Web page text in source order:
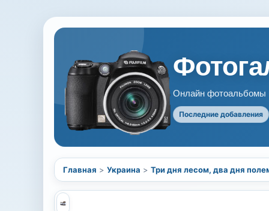
Онлайн фотоальбомы
Последние добавления
Главная > Украина > Три дня лесом, два дня